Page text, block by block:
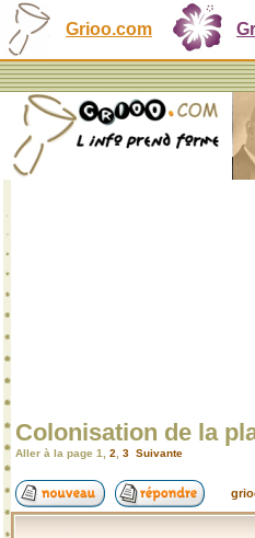
Grioo.com
Colonisation de la
Aller à la page 1 2 3 Suivante